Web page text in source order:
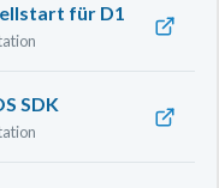
für D1
SDK